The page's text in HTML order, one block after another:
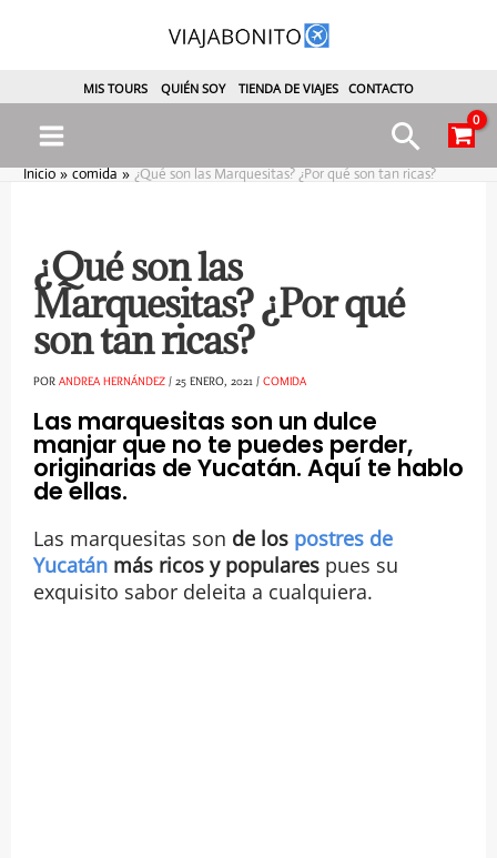
MIS TOURS QUIÉN SOY TIENDA DE VIAJES CONTACTO
Main
Inicio comida ¿Qué son las Marquesitas? ¿Por qué son tan ricas?
¿Qué son las
Marquesitas? ¿Por qué
son tan ricas?
POR ANDREA HERNÁNDEZ / 25 ENERO, 2021 / COMIDA
Las marquesitas son un dulce
manjar que no te puedes perder,
originarias de Yucatán. Aquí te hablo
de ellas.
Las marquesitas son de los postres de
Yucatánmás ricos y popularespues su
exquisito sabor deleita a cualquiera.